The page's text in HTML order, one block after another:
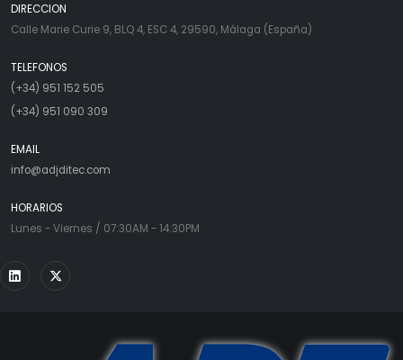
DIRECCION
Calle Marie Curie 9, BLQ 4, ESC 4, 29590, Málaga (España)
TELEFONOS
(+34) 951 152 505
(+34) 951 090 309
EMAIL
info@adjditec.com
HORARIOS
Lunes - Viernes / 07:30AM - 14:30PM